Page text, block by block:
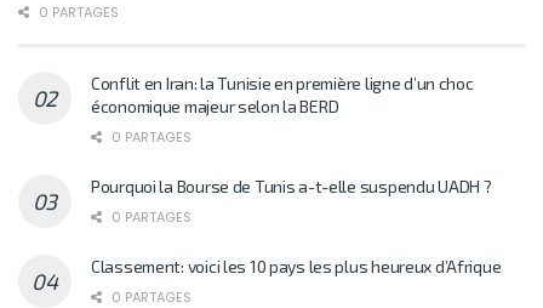
0 PARTAGES
Conflit en Iran: la Tunisie en première ligne d’un choc
économique majeur selon la BERD
0 PARTAGES
Pourquoi la Bourse de Tunis a-t-elle suspendu UADH ?
0 PARTAGES
Classement: voici les 10 pays les plus heureux d’Afrique
0 PARTAGES